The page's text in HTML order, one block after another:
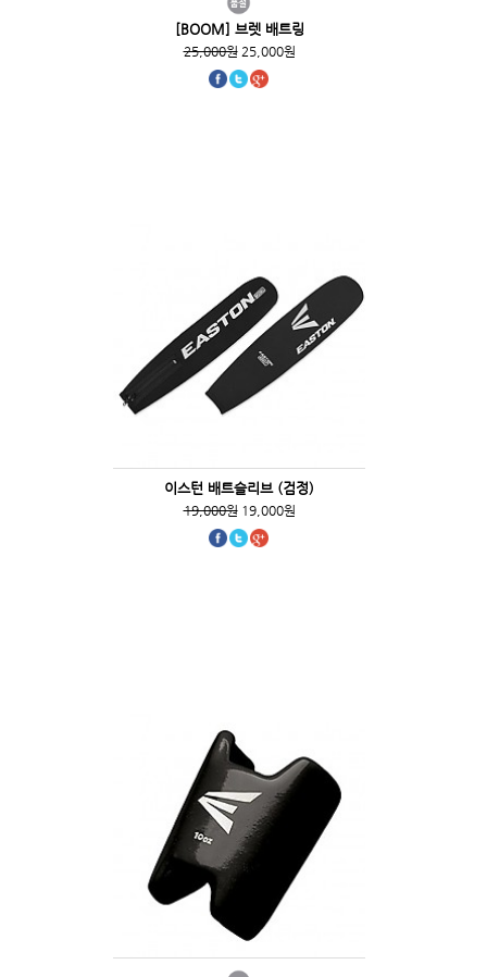
[BOOM] 브렛 배트링
25,000원25,000원
이스턴 배트슬리브 (검정)
19,000원19,000원